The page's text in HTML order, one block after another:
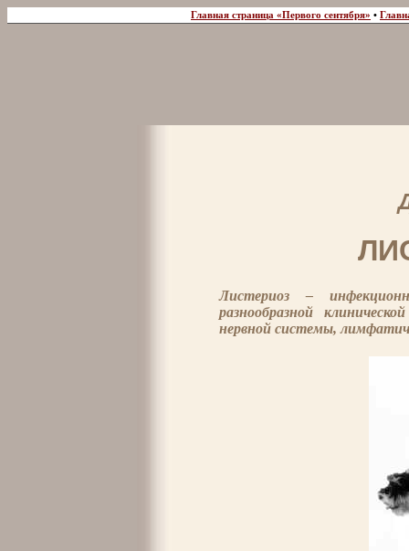
Главная страница «Первого сентября» •
Листериоз –
разнообразной
нервной системы,